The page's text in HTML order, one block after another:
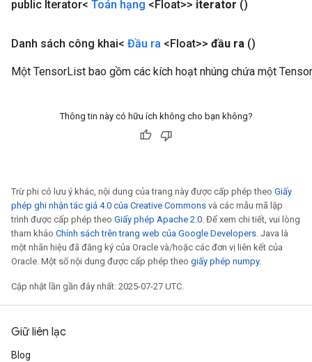
public Iterator< Toán hạng <Float>> iterator ()
Danh sách công khai< Đầu ra <Float>> đầu ra ()
Một TensorList bao gồm các kích hoạt nhúng chứa một
Thông tin này có hữu ích không cho bạn không?
Trừ phi có lưu ý khác, nội dung của trang này được cấp phép theo Giấy
phép ghi nhận tác giả 4.0 của Creative Commons và các mẫu mã lập
trình được cấp phép theo Giấy phép Apache 2.0. Để xem chi tiết, vui lòng
tham khảo Chính sách trên trang web của Google Developers. Java là
một nhãn hiệu đã đăng ký của Oracle và/hoặc các đơn vị liên kết của
Oracle. Một số nội dung được cấp phép theo giấy phép numpy.
Cập nhật lần gần đây nhất: 2025-07-27 UTC.
Giữ liên lạc
Blog